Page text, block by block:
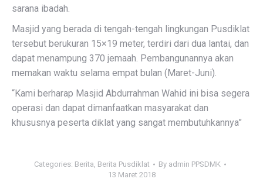
sarana ibadah.
Masjid yang berada di tengah-tengah lingkungan Pusdiklat
tersebut berukuran 15×19 meter, terdiri dari dua lantai, dan
dapat menampung 370 jemaah. Pembangunannya akan
memakan waktu selama empat bulan (Maret-Juni).
“Kami berharap Masjid Abdurrahman Wahid ini bisa segera
operasi dan dapat dimanfaatkan masyarakat dan
khususnya peserta diklat yang sangat membutuhkannya”
Categories: Berita Berita Pusdiklat By admin PPSDMK
13 Maret 2018